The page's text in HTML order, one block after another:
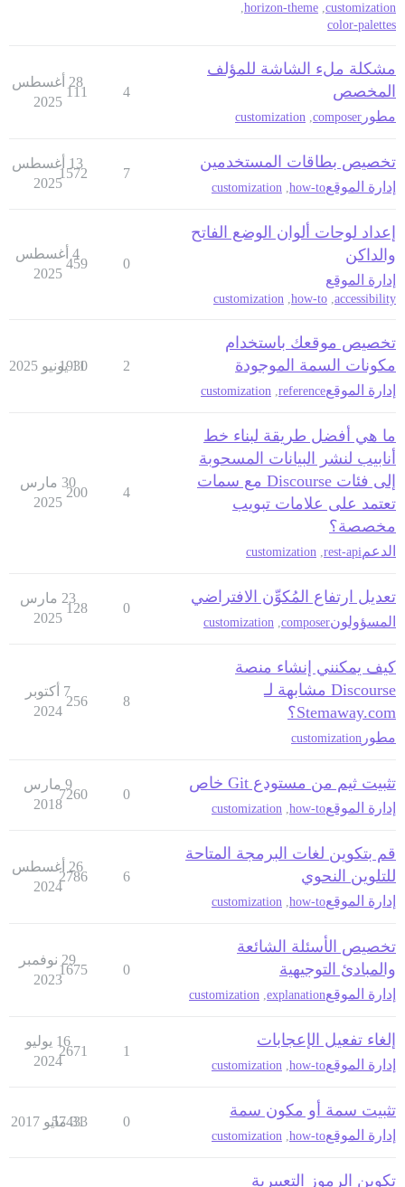
customization
,
horizon-theme
,
color-palettes
مشكلة ملء الشاشة للمؤلف
المخصص
مطور composer
customization
4
111
28 أغسطس
2025
تخصيص بطاقات المستخدمين
إدارة الموقعhow-to
customization
7
1572
13 أغسطس
2025
إعداد لوحات ألوان الوضع الفاتح
والداكن
إدارة الموقع
accessibility
,
how-to
,
customization
0
459
4 أغسطس
2025
تخصيص موقعك باستخدام
مكونات السمة الموجودة
إدارة الموقعreference
customization
2
1930
11 يونيو 2025
ما هي أفضل طريقة لبناء خط
أنابيب لنشر البيانات المسحوبة
إلى فئات Discourse مع سمات
تعتمد على علامات تبويب
مخصصة؟
الدعم rest-api
customization
4
200
30 مارس
2025
تعديل ارتفاع المُكوِّن الافتراضي
المسؤولونcomposer
customization
0
128
23 مارس
2025
كيف يمكنني إنشاء منصة
Discourse مشابهة لـ
Stemaway.com؟
مطور customization
8
256
7 أكتوبر
2024
تثبيت ثيم من مستودع Git خاص
إدارة الموقعhow-to
customization
0
7260
9 مارس
2018
قم بتكوين لغات البرمجة المتاحة
للتلوين النحوي
إدارة الموقعhow-to
customization
6
2786
26 أغسطس
2024
تخصيص الأسئلة الشائعة
والمبادئ التوجيهية
إدارة الموقعexplanation
customization
0
1675
29 نوفمبر
2023
إلغاء تفعيل الإعجابات
إدارة الموقعhow-to
customization
1
2671
16 يوليو
2024
تثبيت سمة أو مكون سمة
إدارة الموقعhow-to
customization
0
57433
31 مايو 2017
تكوين الرموز التعبيرية